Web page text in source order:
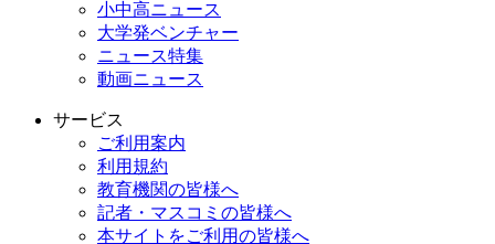
小中高ニュース
大学発ベンチャー
ニュース特集
動画ニュース
サービス
ご利用案内
利用規約
教育機関の皆様へ
記者・マスコミの皆様へ
本サイトをご利用の皆様へ